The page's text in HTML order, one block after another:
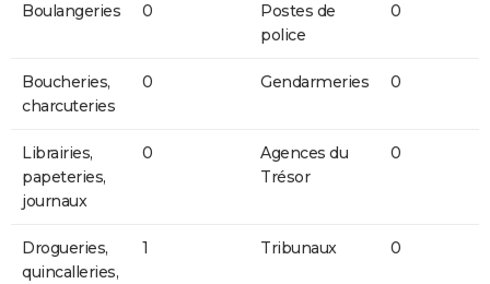
Boulangeries 0
Postes de
police
0
Boucheries,
charcuteries
0 Gendarmeries 0
Librairies,
papeteries,
journaux
0
Agences du
Trésor
0
Drogueries,
quincalleries,
1 Tribunaux 0